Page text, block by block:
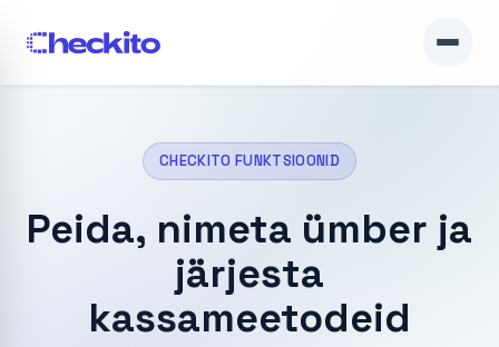
CHECKITO FUNKTSIOONID
Peida, nimeta ümber ja
järjesta
kassameetodeid